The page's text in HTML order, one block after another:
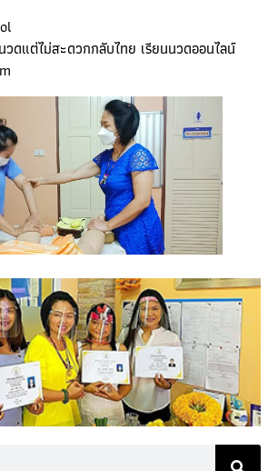
วดแต่ไม่สะดวกกลับไทย เรียนนวดออนไลน์